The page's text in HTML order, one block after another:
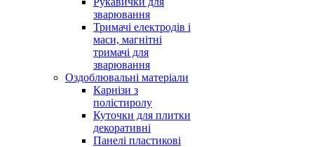
зварювання
Тримачі електродів і
маси, магнітні
тримачі для
зварювання
Оздоблювальні матеріали
Карнізи з
полістиролу
Куточки для плитки
декоративні
Панелі пластикові